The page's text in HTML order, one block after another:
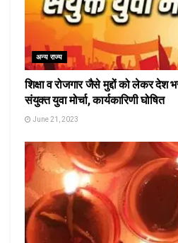
अन्य राज्य
शिक्षा व रोजगार जैसे मुद्दों को लेकर देश
संयुक्त युवा मोर्चा, कार्यकारिणी घोषित
June 21, 2023